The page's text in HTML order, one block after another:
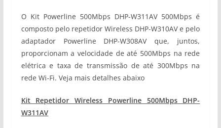
O Kit Powerline 500Mbps DHP-W311AV 500Mbps é
composto pelo repetidor Wireless DHP-W310AV e pelo
adaptador Powerline DHP-W308AV que, juntos,
proporcionam a velocidade de até 500Mbps na rede
elétrica e taxa de transmissão de até 300Mbps na
rede Wi-Fi. Veja mais detalhes abaixo
Kit Repetidor Wireless Powerline 500Mbps DHP-
W311AV